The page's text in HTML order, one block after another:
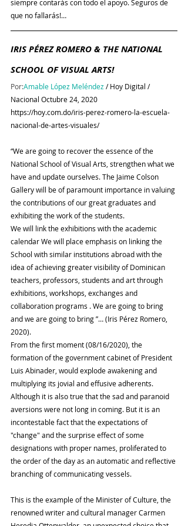
siempre contarás con todo el apoyo. Seguros de
que no fallarás!…
IRIS PÉREZ ROMERO & THE NATIONAL
SCHOOL OF VISUAL ARTS!
Por:Amable López Meléndez / Hoy Digital /
Nacional Octubre 24, 2020
https://hoy.com.do/iris-perez-romero-la-escuela-
nacional-de-artes-visuales/
“We are going to recover the essence of the
National School of Visual Arts, strengthen what we
have and update ourselves. The Jaime Colson
Gallery will be of paramount importance in valuing
the contributions of our great graduates and
exhibiting the work of the students.
We will link the exhibitions with the academic
calendar We will place emphasis on linking the
School with similar institutions abroad with the
idea of ​​achieving greater visibility of Dominican
teachers, professors, students and art through
exhibitions, workshops, exchanges and
collaboration programs . We are going to bring
and we are going to bring ”… (Iris Pérez Romero,
2020).
From the first moment (08/16/2020), the
formation of the government cabinet of President
Luis Abinader, would explode awakening and
multiplying its jovial and effusive adherents.
Although it is also true that the sad and paranoid
aversions were not long in coming. But it is an
incontestable fact that the expectations of
"change" and the surprise effect of some
designations with proper names, proliferated to
the order of the day as an automatic and reflective
branching of communicating vessels.
This is the example of the Minister of Culture, the
renowned writer and cultural manager Carmen